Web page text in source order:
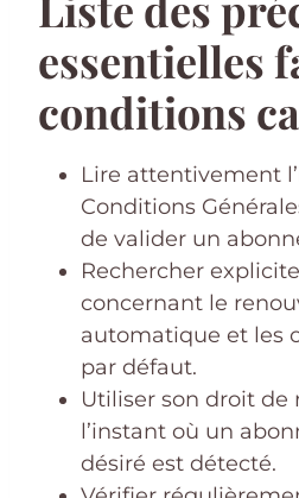
essentielles
conditions
Lire attentivement
Conditions
de valider un
Rechercher
concernant le
automatique et les
par défaut.
Utiliser son droit de
l’instant où un
désiré est détecté.